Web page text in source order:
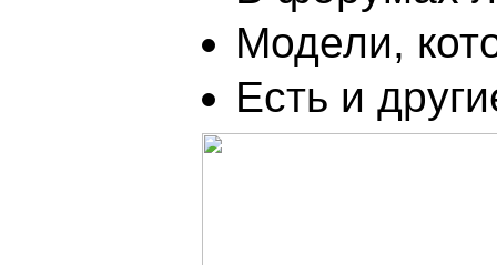
Модели,
Есть и